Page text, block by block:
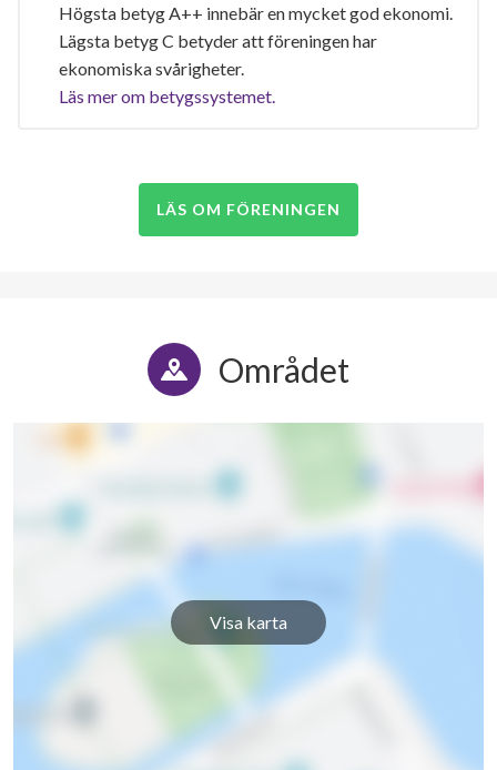
Högsta betyg A++ innebär en mycket god ekonomi.
Lägsta betyg C betyder att föreningen har
ekonomiska svårigheter.
Läs mer om betygssystemet.
LÄS OM FÖRENINGEN
Området
Visa karta